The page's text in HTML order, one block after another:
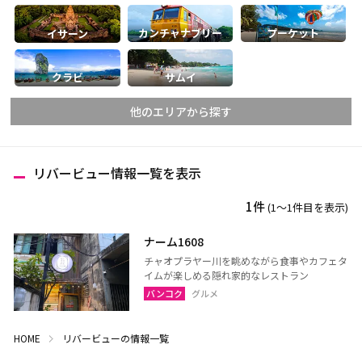
イサーン カンチャナブリー プーケット
クラビ サムイ
他のエリアから探す
ランプーン
スコータイ
ターク
カンペーンペット
ピッサヌローク
ナコーンサワン
ナーン
プレー
リバービュー情報一覧を表示
1件(1〜1件目を表示)
ナーム1608
チャオプラヤー川を眺めながら食事やカフェタ
イムが楽しめる隠れ家的なレストラン
バンコク グルメ
HOME リバービューの情報一覧